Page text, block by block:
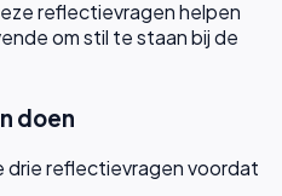
reflectievragen helpen
om stil te staan bij de
doen
drie reflectievragen voordat